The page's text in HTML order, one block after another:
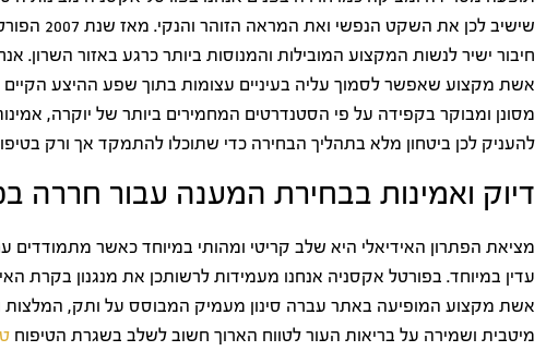
שישיב לכן
חיבור ישיר לנשות המקצוע המובילות והמנוסות ביותר כרגע באזור השרון.
אשת מקצוע שאפשר לסמוך עליה בעיניים עצומות בתוך שפע ההיצע הקיים
מסונן ומבוקר בקפידה על פי הסטנדרטים המחמירים ביותר של יוקרה,
להעניק לכן ביטחון מלא בתהליך הבחירה כדי שתוכלו להתמקד אך ורק
דיוק ואמינות בבחירת המענה עבור חררה
מציאת הפתרון האידיאלי היא שלב קריטי ומהותי במיוחד כאשר מתמודדים
עדין במיוחד. בפורטל אקסניה אנחנו מעמידות לרשותכן את מנגנון בקרת
אשת מקצוע המופיעה באתר עברה סינון מעמיק המבוסס על ותק, המלצות
מיטבית ושמירה על בריאות העור לטווח הארוך חשוב לשלב בשגרת הטיפוח